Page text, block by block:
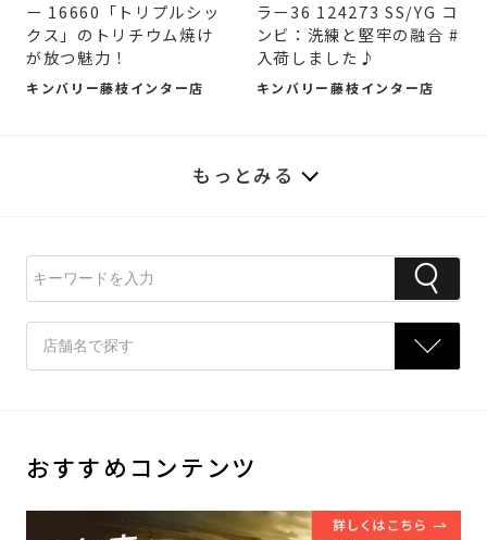
ー 16660「トリプルシッ
クス」のトリチウム焼け
が放つ魅力！
キンバリー藤枝インター店
ラー36 124273 SS/YG コ
ンビ：洗練と堅牢の融合 #
入荷しました♪
キンバリー藤枝インター店
もっとみる
おすすめコンテンツ